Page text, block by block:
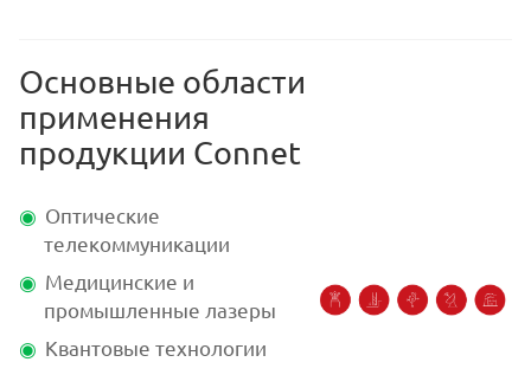
Основные области
применения
продукции Connet
Оптические
телекоммуникации
Медицинские и
промышленные лазеры
Квантовые технологии